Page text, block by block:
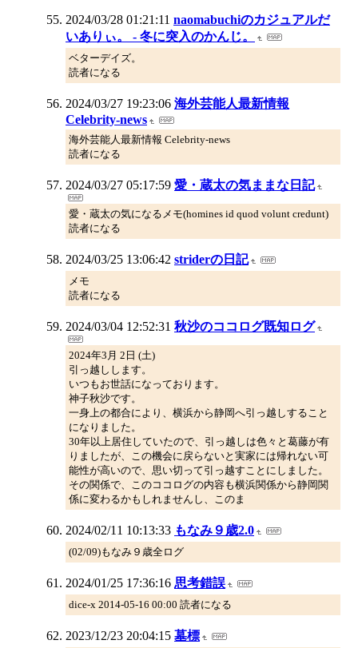
2024/03/28 01:21:11 naomabuchiのカジュアルだ
いありぃ。 - 冬に突入のかんじ。
ベターデイズ。
読者になる
2024/03/27 19:23:06 海外芸能人最新情報
Celebrity-news
海外芸能人最新情報 Celebrity-news
読者になる
2024/03/27 05:17:59 愛・蔵太の気ままな日記
愛・蔵太の気になるメモ(homines id quod volunt credunt)
読者になる
2024/03/25 13:06:42 striderの日記
メモ
読者になる
2024/03/04 12:52:31 秋沙のココログ既知ログ
2024年3月 2日 (土)
引っ越しします。
いつもお世話になっております。
神子秋沙です。
一身上の都合により、横浜から静岡へ引っ越しすること
になりました。
30年以上居住していたので、引っ越しは色々と葛藤が有
りましたが、この機会に戻らないと実家には帰れない可
能性が高いので、思い切って引っ越すことにしました。
その関係で、このココログの内容も横浜関係から静岡関
係に変わるかもしれませんし、このま
2024/02/11 10:13:33 もなみ９歳2.0
(02/09)もなみ９歳全ログ
2024/01/25 17:36:16 思考錯誤
dice-x 2014-05-16 00:00 読者になる
2023/12/23 20:04:15 墓標